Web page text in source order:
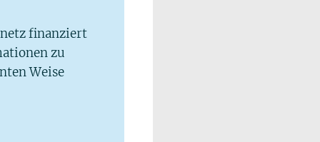
finanziert
zu
Weise